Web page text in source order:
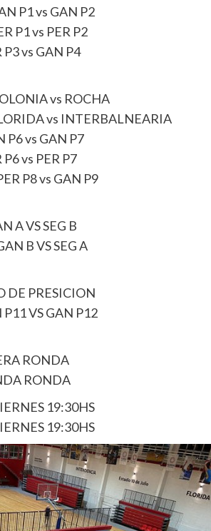
P1 vs GAN P2
P1 vs PER P2
vs GAN P4
vs ROCHA
vs INTERBALNEARIA
P6 vs GAN P7
vs PER P7
P8 vs GAN P9
A VS SEG B
B VS SEG A
DE PRESICION
VS GAN P12
RONDA
RONDA
19:30HS
19:30HS